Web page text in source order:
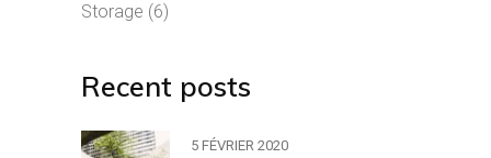
Storage (6)
Recent posts
5 FÉVRIER 2020